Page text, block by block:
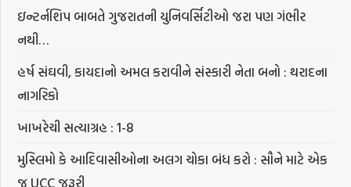
ઇન્ટર્નશિપ બાબતે ગુજરાતની યુનિવર્સિટીઓ જરા પણ ગંભીર
નથી…
હર્ષ સંઘવી, કાયદાનો અમલ કરાવીને સંસ્કારી નેતા બનો : થરાદના
નાગરિકો
ખાખરેચી સત્યાગ્રહ : 1-8
મુસ્લિમો કે આદિવાસીઓના અલગ ચોકા બંધ કરો : સૌને માટે એક
જ UCC જરૂરી